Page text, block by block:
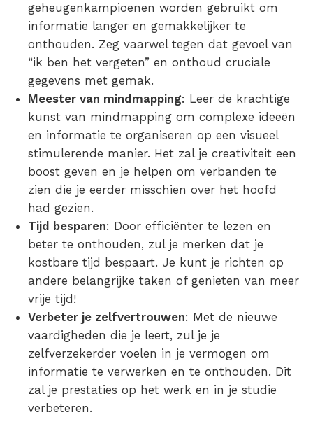
geheugenkampioenen worden gebruikt om
informatie langer en gemakkelijker te
onthouden. Zeg vaarwel tegen dat gevoel van
“ik ben het vergeten” en onthoud cruciale
gegevens met gemak.
Meester van mindmapping: Leer de krachtige
kunst van mindmapping om complexe ideeën
en informatie te organiseren op een visueel
stimulerende manier. Het zal je creativiteit een
boost geven en je helpen om verbanden te
zien die je eerder misschien over het hoofd
had gezien.
Tijd besparen: Door efficiënter te lezen en
beter te onthouden, zul je merken dat je
kostbare tijd bespaart. Je kunt je richten op
andere belangrijke taken of genieten van meer
vrije tijd!
Verbeter je zelfvertrouwen: Met de nieuwe
vaardigheden die je leert, zul je je
zelfverzekerder voelen in je vermogen om
informatie te verwerken en te onthouden. Dit
zal je prestaties op het werk en in je studie
verbeteren.